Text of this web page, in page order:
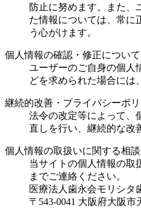
防止に努めます。また、
た情報については、常に
う心がけます。
個人情報の確認・修正について
ユーザーのご自身の個人
どを求められた場合には
継続的改善・プライバシーポ
法令の改定等によって、
直しを行い、継続的な改
個人情報の取扱いに関する相
当サイトの個人情報の取
までご連絡ください。
医療法人歯永会モリシタ
〒543-0041 大阪府大阪